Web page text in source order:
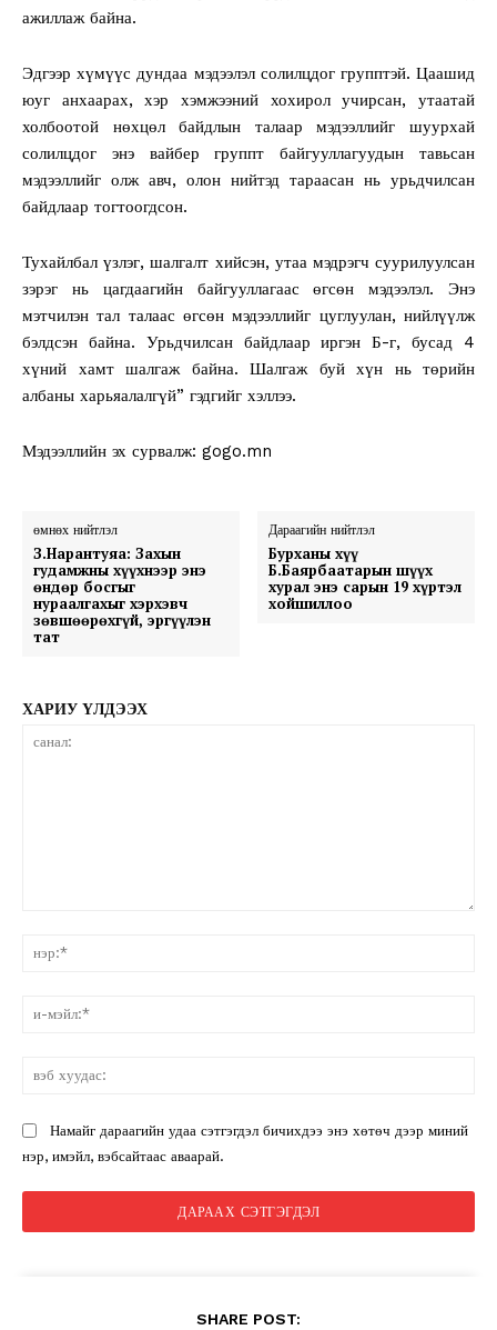
ажиллаж байна.
Эдгээр хүмүүс дундаа мэдээлэл солилцдог групптэй. Цаашид
юуг анхаарах, хэр хэмжээний хохирол учирсан, утаатай
холбоотой нөхцөл байдлын талаар мэдээллийг шуурхай
солилцдог энэ вайбер группт байгууллагуудын тавьсан
мэдээллийг олж авч, олон нийтэд тараасан нь урьдчилсан
байдлаар тогтоогдсон.
Тухайлбал үзлэг, шалгалт хийсэн, утаа мэдрэгч суурилуулсан
зэрэг нь цагдаагийн байгууллагаас өгсөн мэдээлэл. Энэ
мэтчилэн тал талаас өгсөн мэдээллийг цуглуулан, нийлүүлж
бэлдсэн байна. Урьдчилсан байдлаар иргэн Б-г, бусад 4
хүний хамт шалгаж байна. Шалгаж буй хүн нь төрийн
албаны харьяалалгүй” гэдгийг хэллээ.
Мэдээллийн эх сурвалж: gogo.mn
өмнөх нийтлэл
З.Нарантуяа: Захын
гудамжны хүүхнээр энэ
өндөр босгыг
нураалгахыг хэрхэвч
зөвшөөрөхгүй, эргүүлэн
тат
Дараагийн нийтлэл
Бурханы хүү
Б.Баярбаатарын шүүх
хурал энэ сарын 19 хүртэл
хойшиллоо
ХАРИУ ҮЛДЭЭХ
Намайг дараагийн удаа сэтгэгдэл бичихдээ энэ хөтөч дээр миний
нэр, имэйл, вэбсайтаас аваарай.
SHARE POST: